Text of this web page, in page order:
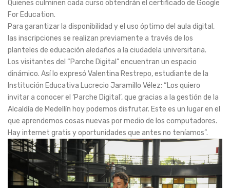
Quienes culminen cada curso obtendrán el certificado de Google
For Education.
Para garantizar la disponibilidad y el uso óptimo del aula digital,
las inscripciones se realizan previamente a través de los
planteles de educación aledaños a la ciudadela universitaria.
Los visitantes del “Parche Digital” encuentran un espacio
dinámico. Así lo expresó Valentina Restrepo, estudiante de la
Institución Educativa Lucrecio Jaramillo Vélez: “Los quiero
invitar a conocer el ‘Parche Digital’, que gracias a la gestión de la
Alcaldía de Medellín hoy podemos disfrutar. Este es un lugar en el
que aprendemos cosas nuevas por medio de los computadores.
Hay internet gratis y oportunidades que antes no teníamos”.